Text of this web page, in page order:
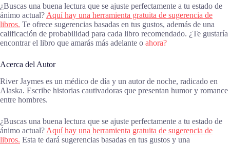
¿Buscas una buena lectura que se ajuste perfectamente a tu estado de
ánimo actual? Aquí hay una herramienta gratuita de sugerencia de
libros. Te ofrece sugerencias basadas en tus gustos, además de una
calificación de probabilidad para cada libro recomendado. ¿Te gustaría
encontrar el libro que amarás más adelante o ahora?
Acerca del Autor
River Jaymes es un médico de día y un autor de noche, radicado en
Alaska. Escribe historias cautivadoras que presentan humor y romance
entre hombres.
¿Buscas una buena lectura que se ajuste perfectamente a tu estado de
ánimo actual? Aquí hay una herramienta gratuita de sugerencia de
libros. Esta te dará sugerencias basadas en tus gustos y una